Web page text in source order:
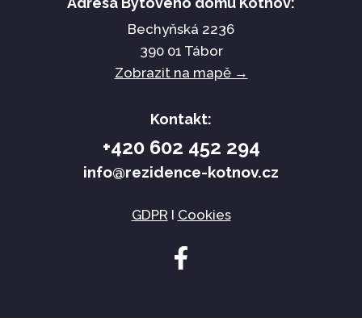
Bechyňská 2236
390 01 Tábor
Zobrazit na mapě →
Kontakt:
+420 602 452 294
info@rezidence-kotnov.cz
GDPR I Cookies